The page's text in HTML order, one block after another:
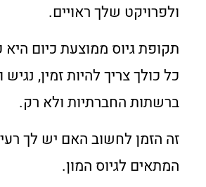
ולפרויקט שלך ראויים.
כל כולך צריך להיות זמין, נגיש
ברשתות החברתיות ולא רק.
זה הזמן לחשוב האם יש לך
המתאים לגיוס המון.